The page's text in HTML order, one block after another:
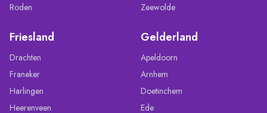
Roden
Zeewolde
Friesland
Drachten
Franeker
Harlingen
Heerenveen
Gelderland
Apeldoorn
Arnhem
Doetinchem
Ede